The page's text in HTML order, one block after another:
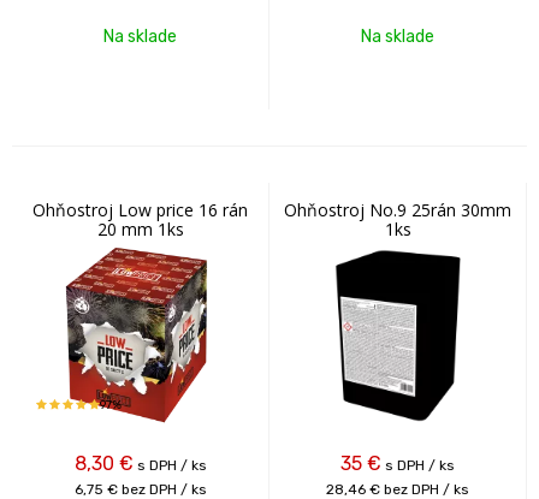
Na sklade Na sklade
Ohňostroj Low price 16 rán
20 mm 1ks
97%
8,30 € s DPH / ks
6,75 € bez DPH / ks
Ohňostroj No.9 25rán 30mm
1ks
35 € s DPH / ks
28,46 € bez DPH / ks